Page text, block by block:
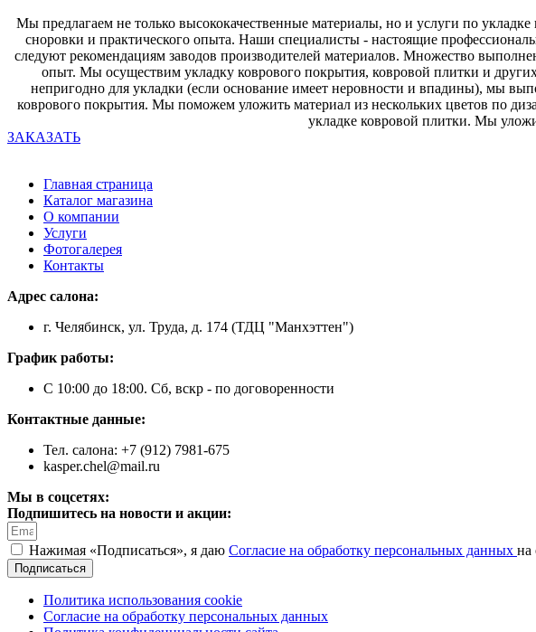
Мы предлагаем не только высококачественные материалы, но и услуги по
сноровки и практического опыта. Наши специалисты - настоящие
следуют рекомендациям заводов производителей материалов. Множество
опыт. Мы осуществим укладку коврового покрытия, ковровой плитки и
непригодно для укладки (если основание имеет неровности и впадины), мы
коврового покрытия. Мы поможем уложить материал из нескольких цветов по
укладке ковровой плитки. Мы
ЗАКАЗАТЬ
Главная страница
Каталог магазина
О компании
Услуги
Фотогалерея
Контакты
Адрес салона:
г. Челябинск, ул. Труда, д. 174 (ТДЦ "Манхэттен")
График работы:
С 10:00 до 18:00. Сб, вскр - по договоренности
Контактные данные:
Тел. салона: +7 (912) 7981-675
kasper.chel@mail.ru
Мы в соцсетях:
Подпишитесь на новости и акции:
Нажимая «Подписаться», я даю Согласие на обработку персональных данных на
Подписаться
Политика использования cookie
Согласие на обработку персональных данных